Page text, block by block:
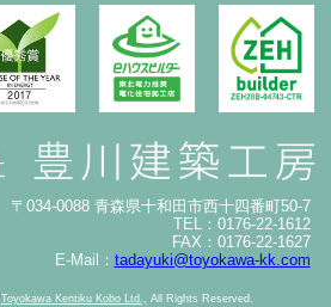
〒034-0088 青森県十和田市西十四番町50-7
TEL：0176-22-1612
FAX：0176-22-1627
E-Mail： tadayuki@toyokawa-kk.com
Toyokawa Kentiku Kobo Ltd., All Rights Reserved.